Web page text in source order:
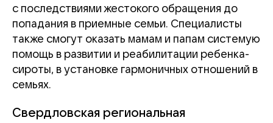
с последствиями жестокого обращения до
попадания в приемные семьи. Специалисты
также смогут оказать мамам и папам системую
помощь в развитии и реабилитации ребенка-
сироты, в установке гармоничных отношений в
семьях.
Свердловская региональная